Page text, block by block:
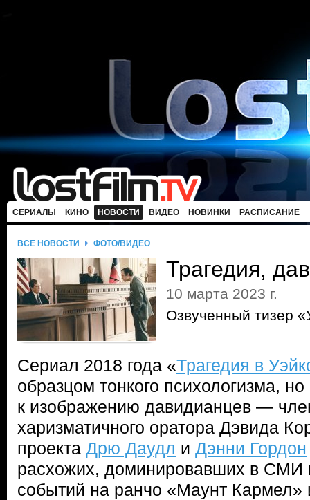
СЕРИАЛЫ КИНО НОВОСТИ ВИДЕО НОВИНКИ РАСПИСАНИЕ
ВСЕ НОВОСТИ ФОТО/ВИДЕО
Трагедия,
10 марта 2023 г.
Озвученный тизер
Сериал 2018 года «Трагедия в
образцом тонкого психологизма,
к изображению давидианцев —
харизматичного оратора Дэвида
проекта Дрю Даудл и Дэнни Гордон
расхожих, доминировавших в СМИ
событий на ранчо «Маунт Кармел»